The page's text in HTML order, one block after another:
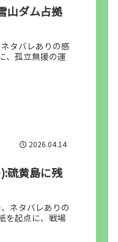
山ダム占拠
タバレありの感
、孤立無援の運
2026.04.14
硫黄島に残
ネタバレありの
を起点に、戦場